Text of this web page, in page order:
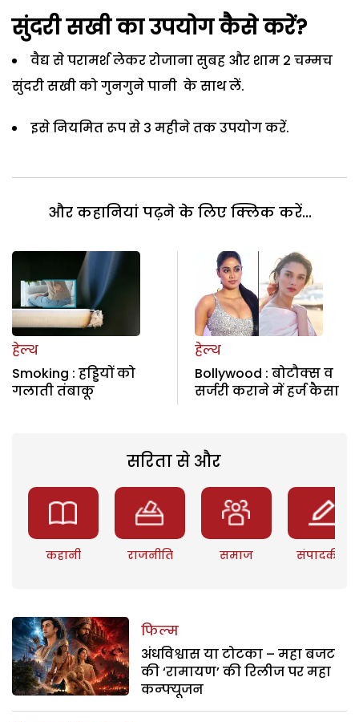
सुंदरी सखी का उपयोग कैसे करें?
वैद्य से परामर्श लेकर रोजाना सुबह और शाम 2 चम्मच
सुंदरी सखी को गुनगुने पानी के साथ लें.
इसे नियमित रूप से 3 महीने तक उपयोग करें.
और कहानियां पढ़ने के लिए क्लिक करें...
हेल्थ
Smoking : हड्डियों को
गलाती तंबाकू
हेल्थ
Bollywood : बोटौक्स व
सर्जरी कराने में हर्ज कैसा
सरिता से और
कहानी राजनीति समाज संपादकीय
फिल्म
अंधविश्वास या टोटका – महा बजट
की ‘रामायण’ की रिलीज पर महा
कन्फ्यूजन